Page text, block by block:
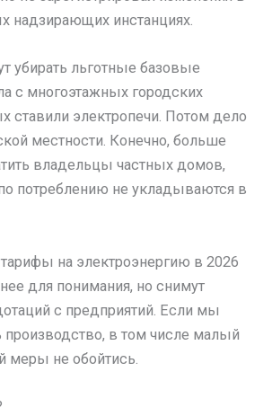
надзирающих инстанциях.
убирать льготные базовые
с многоэтажных городских
ставили электропечи. Потом дело
местности. Конечно, больше
владельцы частных домов,
потреблению не укладываются в
на электроэнергию в 2026
для понимания, но снимут
с предприятий. Если мы
производство, в том числе малый
меры не обойтись.